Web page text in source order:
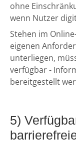
ohne
wenn Nutzer
Stehen im
eigenen
unterliegen,
verfügbar -
bereitgestellt
5)